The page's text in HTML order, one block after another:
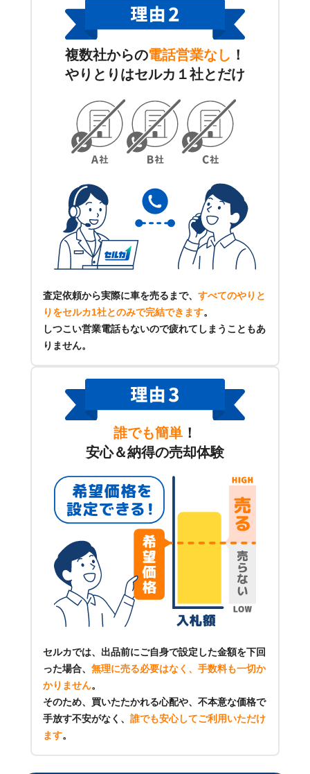
複数社からの電話営業なし ！
やりとりはセルカ１社とだけ
査定依頼から実際に車を売るまで、 すべてのやりと
りをセルカ1社とのみで完結できます。
しつこい営業電話もないので疲れてしまうこともあ
りません。
誰でも簡単 ！
安心＆納得の売却体験
セルカでは、出品前にご自身で設定した金額を下回
った場合、 無理に売る必要はなく、手数料も一切か
かりません。
そのため、買いたたかれる心配や、不本意な価格で
手放す不安がなく、 誰でも安心してご利用いただけ
ます。